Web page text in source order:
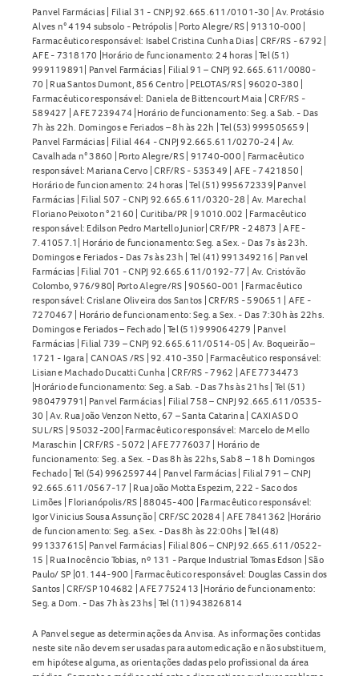
Panvel Farmácias | Filial 31 - CNPJ 92.665.611/0101-30 | Av. Protásio
Alves n° 4194 subsolo - Petrópolis | Porto Alegre/RS | 91310-000 |
Farmacêutico responsável: Isabel Cristina Cunha Dias | CRF/RS - 6792 |
AFE - 7318170 |Horário de funcionamento: 24 horas | Tel (51)
999119891| Panvel Farmácias | Filial 91 – CNPJ 92.665.611/0080-
70 | Rua Santos Dumont, 856 Centro | PELOTAS/RS | 96020-380 |
Farmacêutico responsável: Daniela de Bittencourt Maia | CRF/RS -
589427 | AFE 7239474 |Horário de funcionamento: Seg. a Sab. - Das
7h às 22h. Domingos e Feriados – 8h às 22h | Tel (53) 999505659 |
Panvel Farmácias | Filial 464 - CNPJ 92.665.611/0270-24 | Av.
Cavalhada n° 3860 | Porto Alegre/RS | 91740-000 | Farmacêutico
responsável: Mariana Cervo | CRF/RS - 535349 | AFE - 7421850 |
Horário de funcionamento: 24 horas | Tel (51) 995672339| Panvel
Farmácias | Filial 507 - CNPJ 92.665.611/0320-28 | Av. Marechal
Floriano Peixoto n° 2160 | Curitiba/PR | 91010.002 | Farmacêutico
responsável: Edilson Pedro Martello Junior| CRF/PR - 24873 | AFE -
7.41057.1| Horário de funcionamento: Seg. a Sex. - Das 7s às 23h.
Domingos e Feriados - Das 7s às 23h | Tel (41) 991349216 | Panvel
Farmácias | Filial 701 - CNPJ 92.665.611/0192-77 | Av. Cristóvão
Colombo, 976/980| Porto Alegre/RS | 90560-001 | Farmacêutico
responsável: Crislane Oliveira dos Santos | CRF/RS - 590651 | AFE -
7270467 | Horário de funcionamento: Seg. a Sex. - Das 7:30h às 22hs.
Domingos e Feriados – Fechado | Tel (51) 999064279 | Panvel
Farmácias | Filial 739 – CNPJ 92.665.611/0514-05 | Av. Boqueirão –
1721 - Igara | CANOAS /RS | 92.410-350 | Farmacêutico responsável:
Lisiane Machado Ducatti Cunha | CRF/RS - 7962 | AFE 7734473
|Horário de funcionamento: Seg. a Sab. - Das 7hs às 21hs | Tel (51)
980479791| Panvel Farmácias | Filial 758 – CNPJ 92.665.611/0535-
30 | Av. Rua João Venzon Netto, 67 – Santa Catarina | CAXIAS DO
SUL/RS | 95032-200| Farmacêutico responsável: Marcelo de Mello
Maraschin | CRF/RS - 5072 | AFE 7776037 | Horário de
funcionamento: Seg. a Sex. - Das 8h às 22hs, Sab 8 – 18 h Domingos
Fechado | Tel (54) 996259744 | Panvel Farmácias | Filial 791 – CNPJ
92.665.611/0567-17 | Rua João Motta Espezim, 222 - Saco dos
Limões | Florianópolis/RS | 88045-400 | Farmacêutico responsável:
Igor Vinicius Sousa Assunção | CRF/SC 20284 | AFE 7841362 |Horário
de funcionamento: Seg. a Sex. - Das 8h às 22:00hs | Tel (48)
991337615| Panvel Farmácias | Filial 806 – CNPJ 92.665.611/0522-
15 | Rua Inocêncio Tobias, nº 131 - Parque Industrial Tomas Edson | São
Paulo/ SP |01.144-900 | Farmacêutico responsável: Douglas Cassin dos
Santos | CRF/SP 104682 | AFE 7752413 |Horário de funcionamento:
Seg. a Dom. - Das 7h às 23hs | Tel (11) 943826814
A Panvel segue as determinações da Anvisa. As informações contidas
neste site não devem ser usadas para automedicação e não substituem,
em hipótese alguma, as orientações dadas pelo profissional da área